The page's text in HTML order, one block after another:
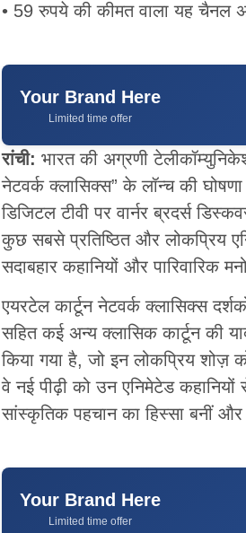
• 59 रुपये की कीमत वाला यह चैनल
Your Brand Here
Limited time offer
रांची: भारत की अग्रणी
नेटवर्क क्लासिक्स” के लॉन्च की
डिजिटल टीवी पर वार्नर ब्रदर्स
कुछ सबसे प्रतिष्ठित और लोकप्रिय
सदाबहार कहानियों और पारिवारिक
एयरटेल कार्टून नेटवर्क क्लासिक्स
सहित कई अन्य क्लासिक कार्टून की
किया गया है, जो इन लोकप्रिय शोज़
वे नई पीढ़ी को उन एनिमेटेड
सांस्कृतिक पहचान का हिस्सा बनीं
Your Brand Here
Limited time offer